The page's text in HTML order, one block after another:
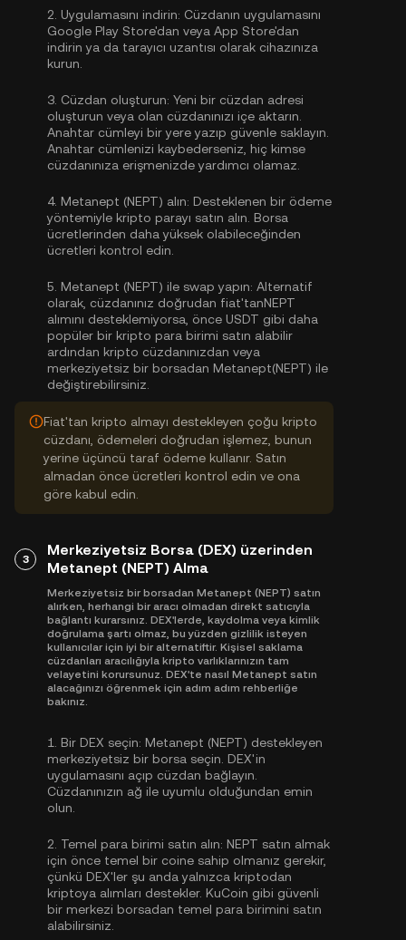
2. Uygulamasını indirin: Cüzdanın uygulamasını
Google Play Store'dan veya App Store'dan
indirin ya da tarayıcı uzantısı olarak cihazınıza
kurun.
3. Cüzdan oluşturun: Yeni bir cüzdan adresi
oluşturun veya olan cüzdanınızı içe aktarın.
Anahtar cümleyi bir yere yazıp güvenle saklayın.
Anahtar cümlenizi kaybederseniz, hiç kimse
cüzdanınıza erişmenizde yardımcı olamaz.
4. Metanept (NEPT) alın: Desteklenen bir ödeme
yöntemiyle kripto parayı satın alın. Borsa
ücretlerinden daha yüksek olabileceğinden
ücretleri kontrol edin.
5. Metanept (NEPT) ile swap yapın: Alternatif
olarak, cüzdanınız doğrudan fiat'tanNEPT
alımını desteklemiyorsa, önce USDT gibi daha
popüler bir kripto para birimi satın alabilir
ardından kripto cüzdanınızdan veya
merkeziyetsiz bir borsadan Metanept(NEPT) ile
değiştirebilirsiniz.
Fiat'tan kripto almayı destekleyen çoğu kripto
cüzdanı, ödemeleri doğrudan işlemez, bunun
yerine üçüncü taraf ödeme kullanır. Satın
almadan önce ücretleri kontrol edin ve ona
göre kabul edin.
3
Merkeziyetsiz Borsa (DEX) üzerinden
Metanept (NEPT) Alma
Merkeziyetsiz bir borsadan Metanept (NEPT) satın
alırken, herhangi bir aracı olmadan direkt satıcıyla
bağlantı kurarsınız. DEX'lerde, kaydolma veya kimlik
doğrulama şartı olmaz, bu yüzden gizlilik isteyen
kullanıcılar için iyi bir alternatiftir. Kişisel saklama
cüzdanları aracılığıyla kripto varlıklarınızın tam
velayetini korursunuz. DEX'te nasıl Metanept satın
alacağınızı öğrenmek için adım adım rehberliğe
bakınız.
1. Bir DEX seçin: Metanept (NEPT) destekleyen
merkeziyetsiz bir borsa seçin. DEX'in
uygulamasını açıp cüzdan bağlayın.
Cüzdanınızın ağ ile uyumlu olduğundan emin
olun.
2. Temel para birimi satın alın: NEPT satın almak
için önce temel bir coine sahip olmanız gerekir,
çünkü DEX'ler şu anda yalnızca kriptodan
kriptoya alımları destekler. KuCoin gibi güvenli
bir merkezi borsadan temel para birimini satın
alabilirsiniz